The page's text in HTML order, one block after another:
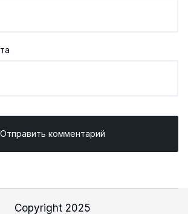
Copyright 2025